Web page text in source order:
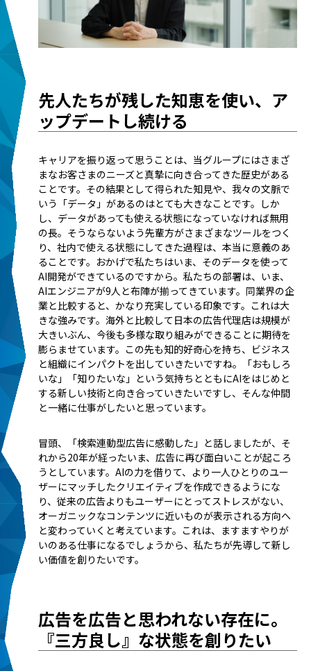
先人たちが残した知恵を使い、ア
ップデートし続ける
キャリアを振り返って思うことは、当グループにはさまざ
まなお客さまのニーズと真摯に向き合ってきた歴史がある
ことです。その結果として得られた知見や、我々の文脈で
いう「データ」があるのはとても大きなことです。しか
し、データがあっても使える状態になっていなければ無用
の長。そうならないよう先輩方がさまざまなツールをつく
り、社内で使える状態にしてきた過程は、本当に意義のあ
ることです。おかげで私たちはいま、そのデータを使って
AI開発ができているのですから。私たちの部署は、いま、
AIエンジニアが9人と布陣が揃ってきています。同業界の企
業と比較すると、かなり充実している印象です。これは大
きな強みです。海外と比較して日本の広告代理店は規模が
大きいぶん、今後も多様な取り組みができることに期待を
膨らませています。この先も知的好奇心を持ち、ビジネス
と組織にインパクトを出していきたいですね。「おもしろ
いな」「知りたいな」という気持ちとともにAIをはじめと
する新しい技術と向き合っていきたいですし、そんな仲間
と一緒に仕事がしたいと思っています。
冒頭、「検索連動型広告に感動した」と話しましたが、そ
れから20年が経ったいま、広告に再び面白いことが起ころ
うとしています。AIの力を借りて、より一人ひとりのユー
ザーにマッチしたクリエイティブを作成できるようにな
り、従来の広告よりもユーザーにとってストレスがない、
オーガニックなコンテンツに近いものが表示される方向へ
と変わっていくと考えています。これは、ますますやりが
いのある仕事になるでしょうから、私たちが先導して新し
い価値を創りたいです。
広告を広告と思われない存在に。
『三方良し』な状態を創りたい